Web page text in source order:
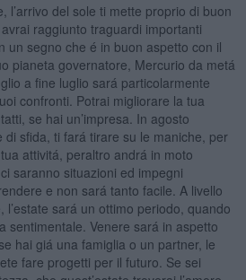
l’arrivo del sole ti mette proprio di buon
raggiunto traguardi importanti
un segno che é in buon aspetto con il
pianeta governatore, Mercurio da metá
a fine luglio sará particolarmente
confronti. Potrai migliorare la tua
se hai un’impresa. In agosto
di sfida, ti fará tirare su le maniche, per
attivitá, peraltro andrá in moto
saranno situazioni ed impegni
e non sará tanto facile. A livello
sará un ottimo periodo, quando
sentimentale. Venere sará in aspetto
hai giá una famiglia o un partner, le
fare progetti per il futuro. Se sei